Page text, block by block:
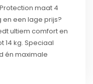
maat 4
een lage prijs?
ultiem comfort en
14 kg. Speciaal
én maximale